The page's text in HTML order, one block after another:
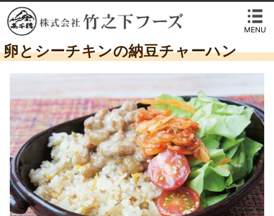
MENU
卵とシーチキンの納豆チャーハン